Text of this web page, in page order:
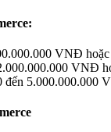
VNĐ
VNĐ
5.000.000.000